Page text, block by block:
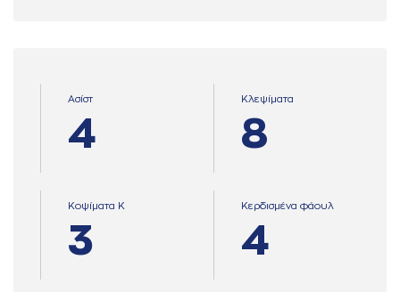
Ασίστ
4
Κλεψίματα
8
Κοψίματα Κ
3
Κερδισμένα φάουλ
4